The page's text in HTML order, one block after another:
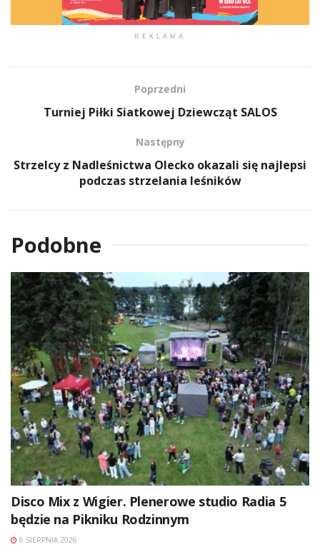
REKLAMA
Poprzedni
Turniej Piłki Siatkowej Dziewcząt SALOS
Następny
Strzelcy z Nadleśnictwa Olecko okazali się najlepsi
podczas strzelania leśników
Podobne
Disco Mix z Wigier. Plenerowe studio Radia 5
będzie na Pikniku Rodzinnym
6 SIERPNIA 2026